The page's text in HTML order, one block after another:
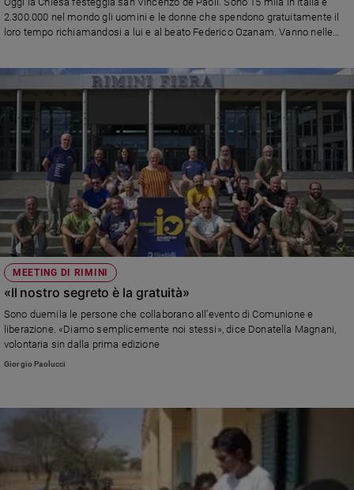
2.300.000 nel mondo gli uomini e le donne che spendono gratuitamente il
loro tempo richiamandosi a lui e al beato Federico Ozanam. Vanno nelle
MEETING DI RIMINI
«Il nostro segreto è la gratuità»
Sono duemila le persone che collaborano all’evento di Comunione e
liberazione. «Diamo semplicemente noi stessi», dice Donatella Magnani,
volontaria sin dalla prima edizione
Giorgio Paolucci